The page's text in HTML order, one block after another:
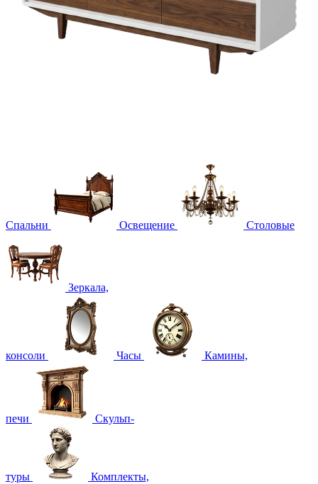
Спальни Освещение Столовые
Зеркала,
консоли Часы Камины,
печи Скульп-
туры Комплекты,